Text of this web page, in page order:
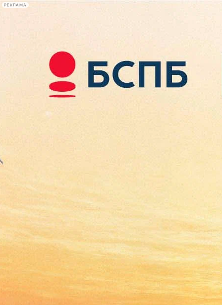
РЕКЛАМА
Сегодня:
2026.08.10
07:57
Афиша Plus
Чаплин сыграет Шанель в
новой короткометражке
03 июля 2013,04:20 Версия для печати